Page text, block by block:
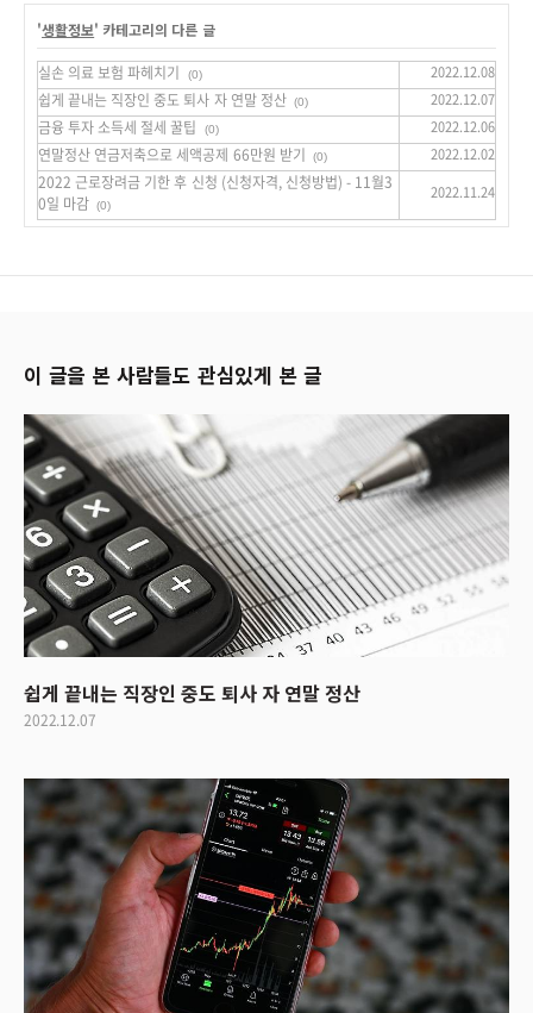
'생활정보' 카테고리의 다른 글
실손 의료 보험 파헤치기 (0) 2022.12.08
쉽게 끝내는 직장인 중도 퇴사 자 연말 정산 (0) 2022.12.07
금융 투자 소득세 절세 꿀팁 (0) 2022.12.06
연말정산 연금저축으로 세액공제 66만원 받기 (0) 2022.12.02
2022 근로장려금 기한 후 신청 (신청자격, 신청방법) - 11월3
0일 마감 (0)
2022.11.24
이 글을 본 사람들도 관심있게 본 글
쉽게 끝내는 직장인 중도 퇴사 자 연말 정산
2022.12.07